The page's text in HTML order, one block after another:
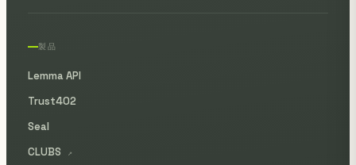
製品
Lemma API
Trust402
Seal
CLUBS
↗